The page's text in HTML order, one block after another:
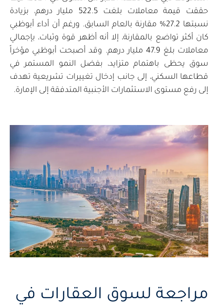
حققت قيمة معاملات بلغت 522.5 مليار درهم، بزيادة
نسبتها 27.2% مقارنة بالعام السابق. ورغم أن أداء أبوظبي
كان أكثر تواضع بالمقارنة، إلا أنه أظهر قوة وثبات، بإجمالي
معاملات بلغ 47.9 مليار درهم. وقد أصبحت أبوظبي مؤخراً
سوق يحظى باهتمام متزايد، بفضل النمو المستمر في
قطاعها السكني، إلى جانب إدخال تغييرات تشريعية تهدف
إلى رفع مستوى الاستثمارات الأجنبية المتدفقة إلى الإمارة.
مراجعة لسوق العقارات في